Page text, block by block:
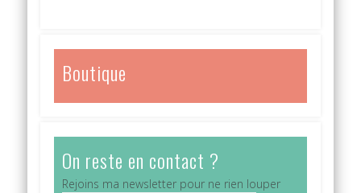
Boutique
On reste en contact ?
Rejoins ma newsletter pour ne rien louper